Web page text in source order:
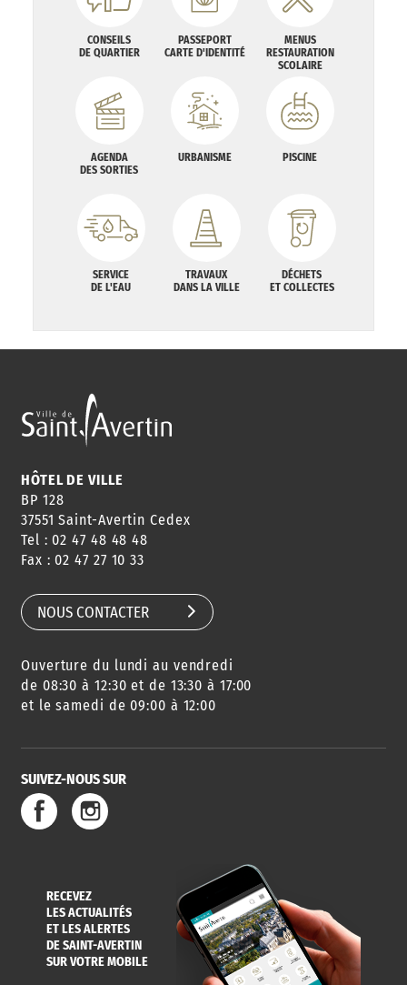
CONSEILS
DE QUARTIER
PASSEPORT
CARTE D'IDENTITÉ
MENUS
RESTAURATION
SCOLAIRE
AGENDA
DES SORTIES
URBANISME PISCINE
SERVICE
DE L'EAU
TRAVAUX
DANS LA VILLE
DÉCHETS
ET COLLECTES
HÔTEL DE VILLE
BP 128
37551 Saint-Avertin Cedex
Tel : 02 47 48 48 48
Fax : 02 47 27 10 33
NOUS CONTACTER
Ouverture du lundi au vendredi
de 08:30 à 12:30 et de 13:30 à 17:00
et le samedi de 09:00 à 12:00
SUIVEZ-NOUS SUR
RECEVEZ
LES ACTUALITÉS
ET LES ALERTES
DE SAINT-AVERTIN
SUR VOTRE MOBILE